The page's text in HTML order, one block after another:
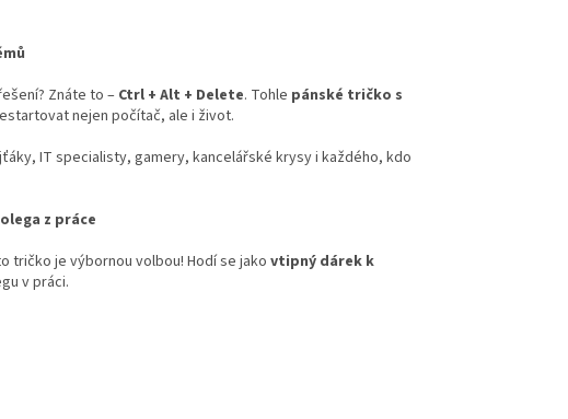
Znáte to –Ctrl + Alt + Delete. Tohle pánské tričko s
nejen počítač, ale i život.
IT specialisty, gamery, kancelářské krysy i každého, kdo
z práce
tričko je výbornou volbou! Hodí se jako vtipný dárek k
v práci.